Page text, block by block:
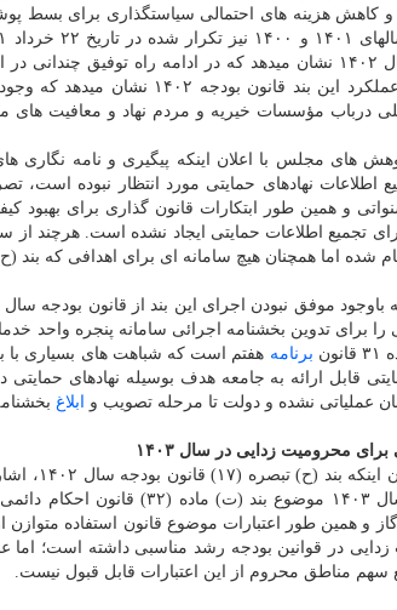
هزینه های احتمالی سیاستگذاری برای بسط
قانون بودجه سال ۱۴۰۲ نشان میدهد که در ادامه
های مجلس از عملکرد این بند
و همین طور ابتکارات قانون گذاری برای بهبود
هایی را برای تدوین بخشنامه اجرائی سامانه پنجره
برنامه
قابل ارائه به جامعه هدف بوسیله نهادهای
عملیاتی نشده و دولت تا مرحله تصویب و
ابلاغ
۱۰۸ همت در سال ۱۴۰۳ موضوع
و همین طور اعتبارات موضوع قانون استفاده
در قوانین بودجه رشد مناسبی داشته است؛ اما
سهم مناطق محروم از این اعتبارات قابل قبول نیست.